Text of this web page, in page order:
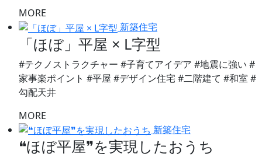
MORE
新築住宅
「ほぼ」平屋 × L字型
#テクノストラクチャー #子育てアイデア #地震に強い #
家事楽ポイント #平屋 #デザイン住宅 #二階建て #和室 #
勾配天井
MORE
新築住宅
❝ほぼ平屋❞を実現したおうち